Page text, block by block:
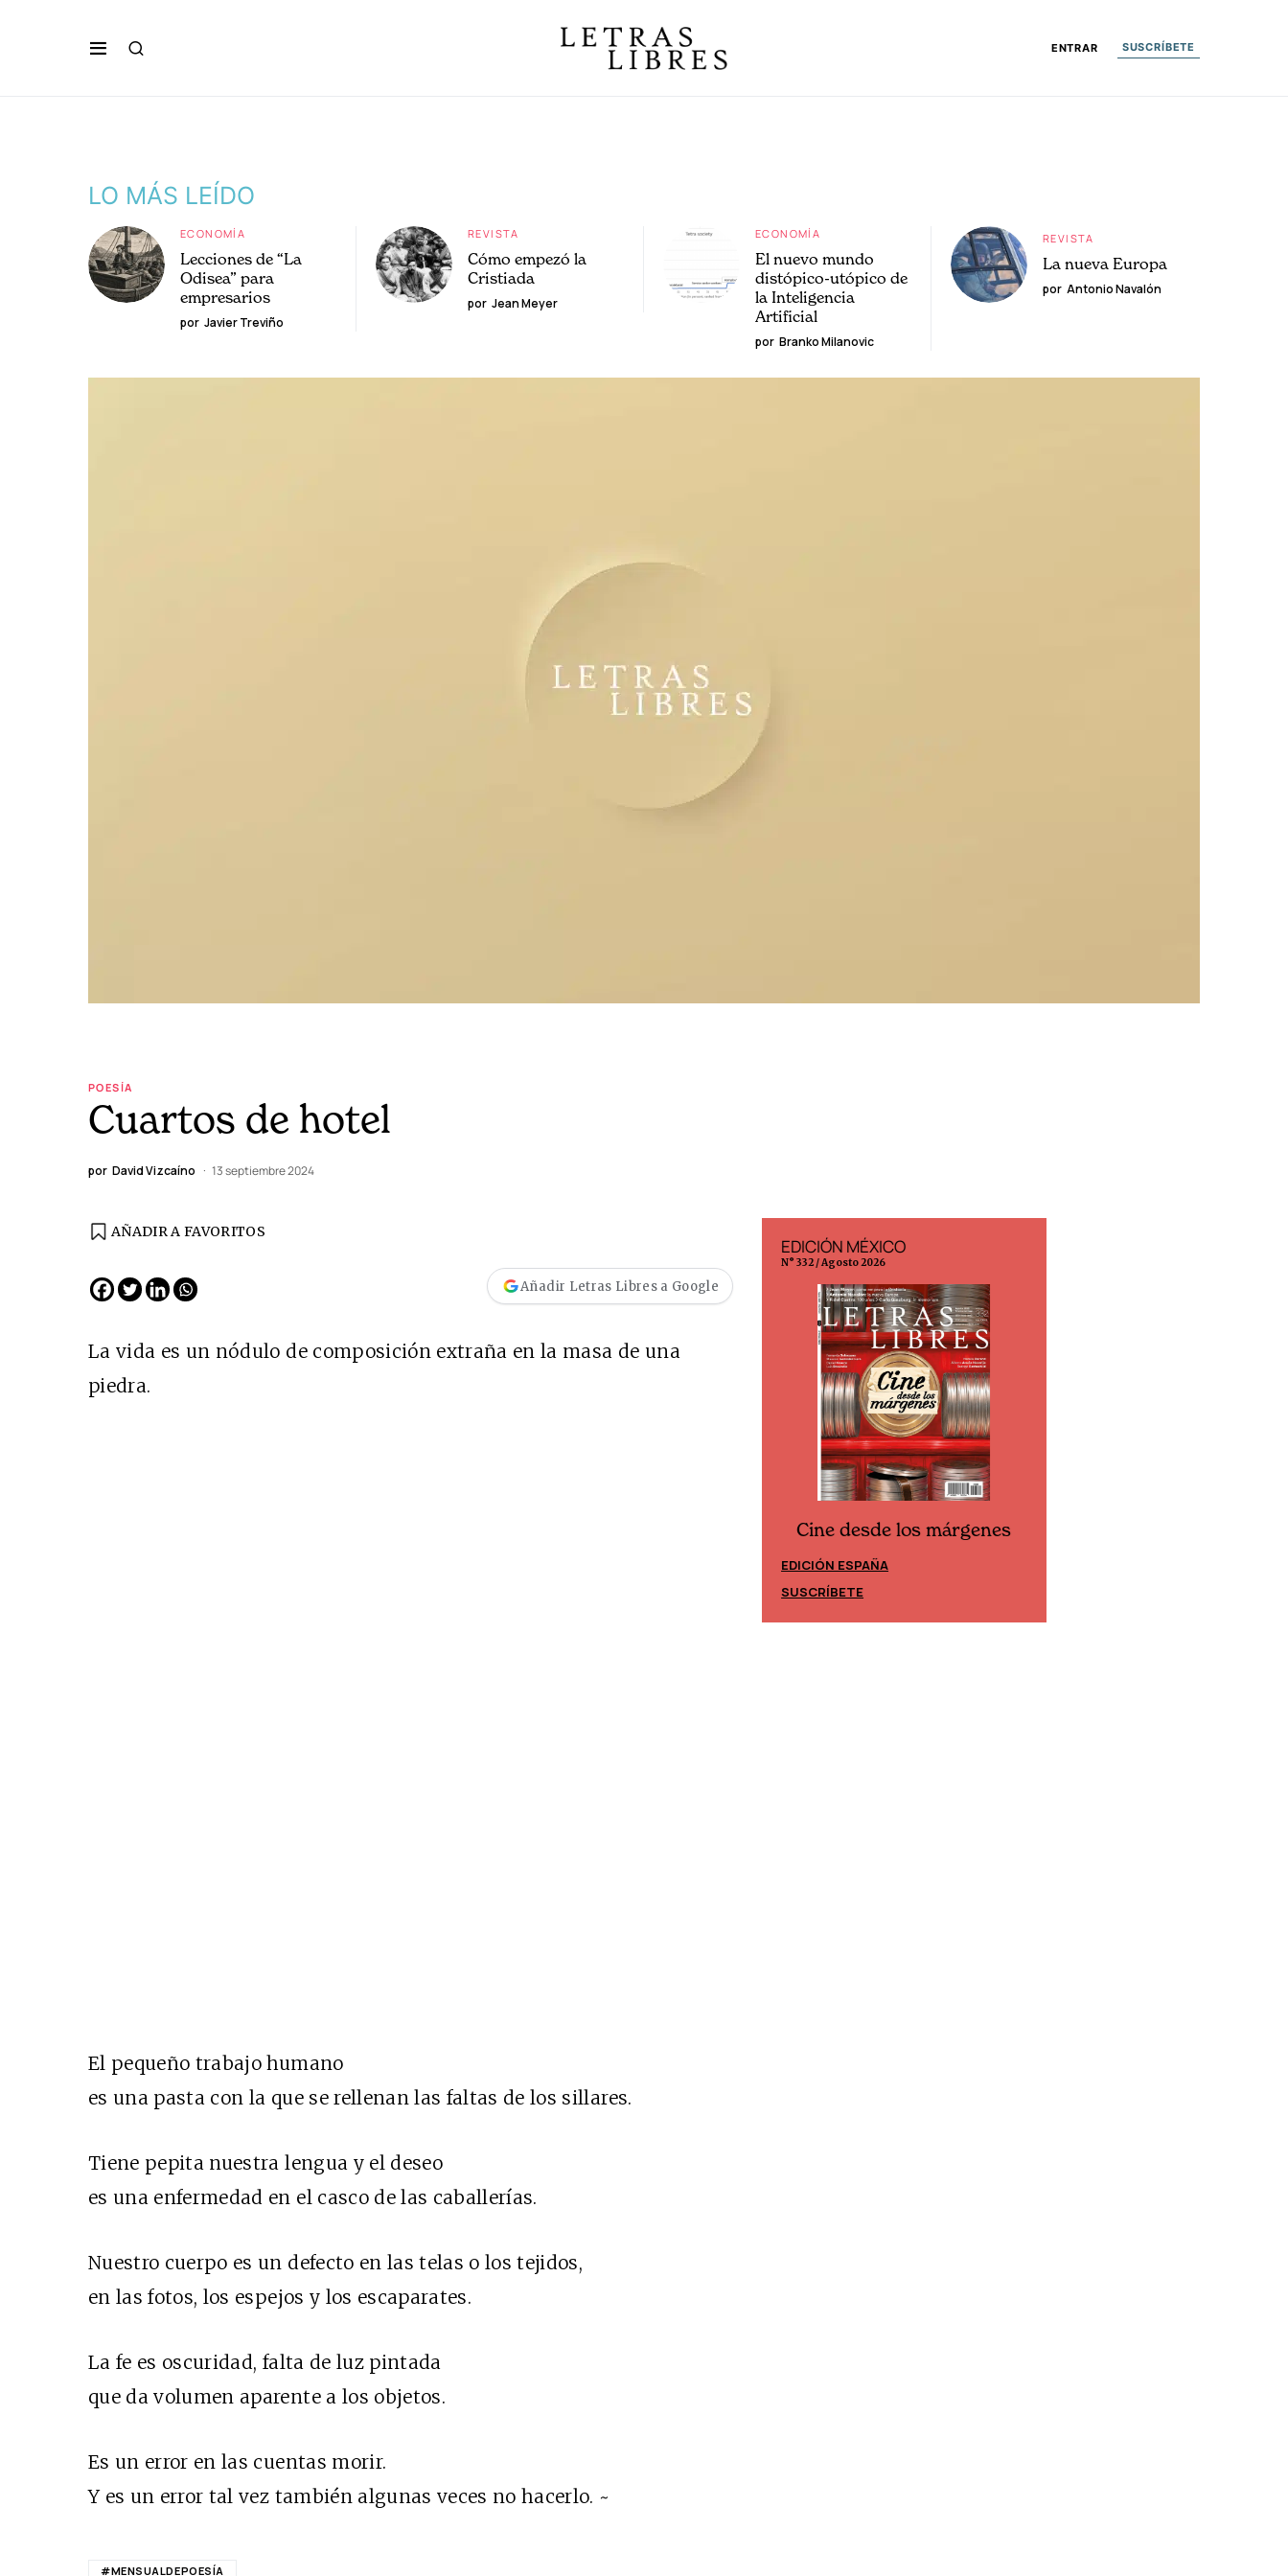
ENTRAR SUSCRÍBETE
LO MÁS LEÍDO
ECONOMÍA
Lecciones de “La
Odisea” para
empresarios
por Javier Treviño
REVISTA
Cómo empezó la
Cristiada
por Jean Meyer
ECONOMÍA
El nuevo mundo
distópico-utópico de
la Inteligencia
Artificial
por Branko Milanovic
REVISTA
La nueva Europa
por Antonio Navalón
POESÍA
Cuartos de hotel
por David Vizcaíno 13 septiembre 2024
AÑADIR A FAVORITOS
Añadir Letras Libres a Google
La vida es un nódulo de composición extraña en la masa de una
piedra.
El pequeño trabajo humano
es una pasta con la que se rellenan las faltas de los sillares.
Tiene pepita nuestra lengua y el deseo
es una enfermedad en el casco de las caballerías.
Nuestro cuerpo es un defecto en las telas o los tejidos,
en las fotos, los espejos y los escaparates.
La fe es oscuridad, falta de luz pintada
que da volumen aparente a los objetos.
Es un error en las cuentas morir.
Y es un error tal vez también algunas veces no hacerlo. ~
EDICIÓN MÉXICO
N° 332 / Agosto 2026
Cine desde los márgenes
EDICIÓN ESPAÑA
SUSCRÍBETE
#MENSUALDEPOESÍA